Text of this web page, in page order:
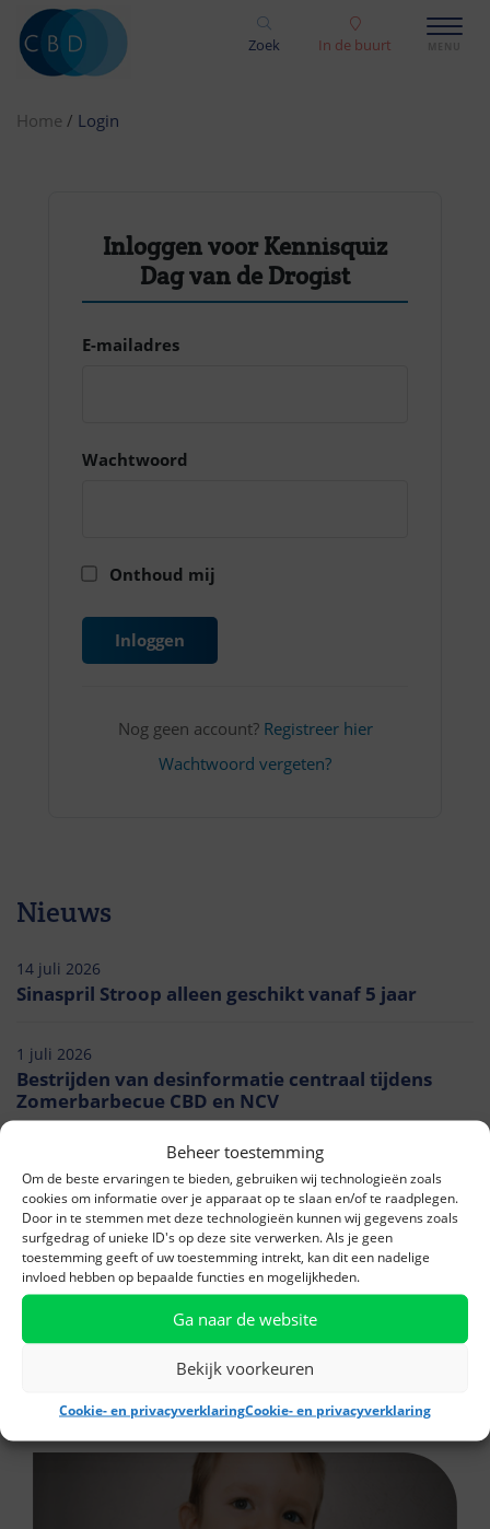
Beheer toestemming
Om de beste ervaringen te bieden, gebruiken wij technologieën zoals
cookies om informatie over je apparaat op te slaan en/of te raadplegen.
Door in te stemmen met deze technologieën kunnen wij gegevens zoals
surfgedrag of unieke ID's op deze site verwerken. Als je geen
toestemming geeft of uw toestemming intrekt, kan dit een nadelige
invloed hebben op bepaalde functies en mogelijkheden.
Ga naar de website
Bekijk voorkeuren
Cookie- en privacyverklaringCookie- en privacyverklaring
Zoek In de buurt
Home / Login
Inloggen voor Kennisquiz
Dag van de Drogist
E-mailadres
Wachtwoord
Onthoud mij
Inloggen
Nog geen account? Registreer hier
Wachtwoord vergeten?
Nieuws
14 juli 2026
Sinaspril Stroop alleen geschikt vanaf 5 jaar
1 juli 2026
Bestrijden van desinformatie centraal tijdens
Zomerbarbecue CBD en NCV
Samen zijn we er altijd voor jou
Deze campagne van het CBD laat de meerwaarde van
de drogist zien: de drogist houdt Nederland vitaal!